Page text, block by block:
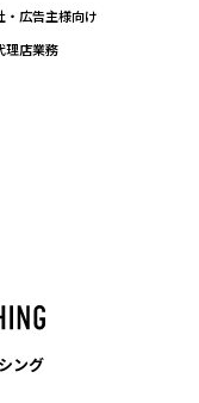
・広告主様向け
理店業務
ング